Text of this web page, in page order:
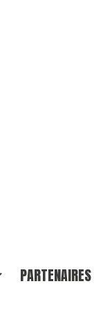
PARTENAIRES